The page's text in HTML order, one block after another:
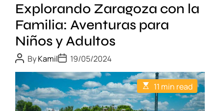
s
a
r
e
d
e
d
o
c
i
o
n
e
r
o
m
Explorando Zaragoza con la
Familia: Aventuras para
Niños y Adultos
P
o
s
A
u
t
ByKamilP
o
s
t
D
a
t
19/05/2024
E
s
t
i
11 min read